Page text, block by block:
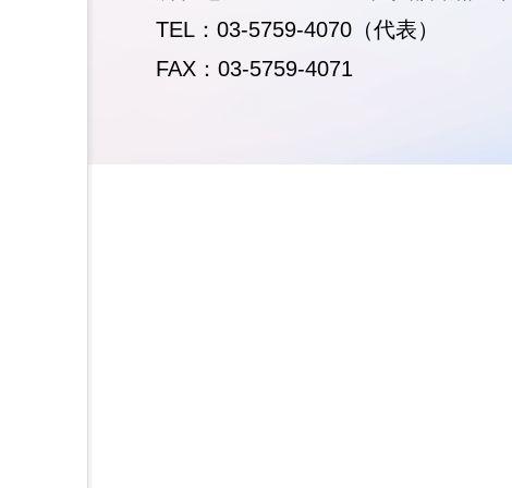
TEL：03-5759-4070（代表）
FAX：03-5759-4071